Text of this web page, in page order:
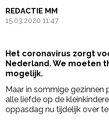
REDACTIE MM
15.03.2020 11:47
Het coronavirus zorgt
Nederland. We moeten
mogelijk.
Maar in sommige gezinnen
alle liefde op de
oppasdag nu tijdelijk over